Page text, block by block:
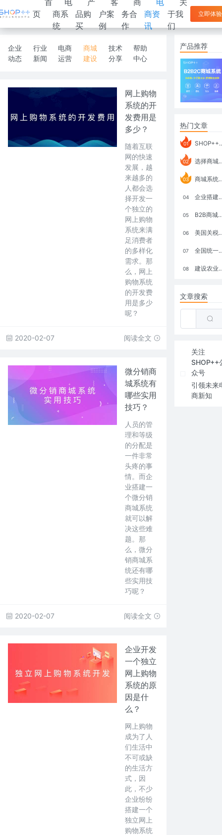
首
页
电
商系
统
产
品购
买
客
户案
例
商
务合
作
电
商资
讯
关
于我
们
立即体验
企业
动态
行业
新闻
电商
运营
商城
建设
技术
分享
帮助
中心
网上购物
系统的开
发费用是
多少？
随着互联
网的快速
发展，越
来越多的
人都会选
择开发一
个独立的
网上购物
系统来满
足消费者
的多样化
需求。那
么，网上
购物系统
的开发费
用是多少
呢？
2020-02-07 阅读全文
微分销商
城系统有
哪些实用
技巧？
人员的管
理和等级
的分配是
一件非常
头疼的事
情。而企
业搭建一
个微分销
商城系统
就可以解
决这些难
题。那
么，微分
销商城系
统还有哪
些实用技
巧呢？
2020-02-07 阅读全文
企业开发
一个独立
网上购物
系统的原
因是什
么？
网上购物
成为了人
们生活中
不可或缺
的生活方
式，因
此，不少
企业纷纷
搭建一个
独立网上
购物系统
产品推荐
热门文章
01 SHOP++ B2B2C V9.1 全新发布 新亮点
02 选择商城系统要考虑哪些问题？
03 商城系统如何打通跨境电商模式？
04 企业搭建积分商城系统要注意什么？
05 B2B商城系统搭建：开发语言、功能、优势分析
06 美国关税政策冲击全球电商格局：五大类平台受重创，转型与自救成关键
07 全国统一大市场：电商如何掘金新蓝海？
08 建设农业强国，网上商城来助力！
文章搜索
关注
SHOP++
众号
引领未来
商新知